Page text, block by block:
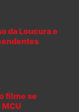
da Loucura e
filme se